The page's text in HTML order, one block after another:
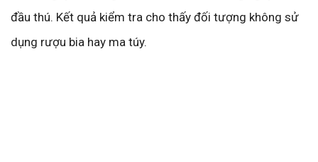
đầu thú. Kết quả kiểm tra cho thấy đối tượng không sử
dụng rượu bia hay ma túy.